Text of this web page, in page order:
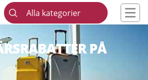
Alla kategorier
PÅ